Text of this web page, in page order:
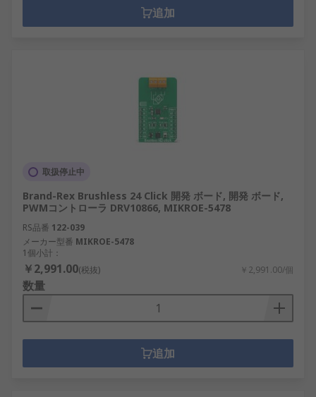
追加
取扱停止中
Brand-Rex Brushless 24 Click 開発 ボード, 開発 ボード,
PWMコントローラ DRV10866, MIKROE-5478
RS品番 122-039
メーカー型番 MIKROE-5478
1個小計：
￥2,991.00(税抜) ￥2,991.00/個
数量
追加